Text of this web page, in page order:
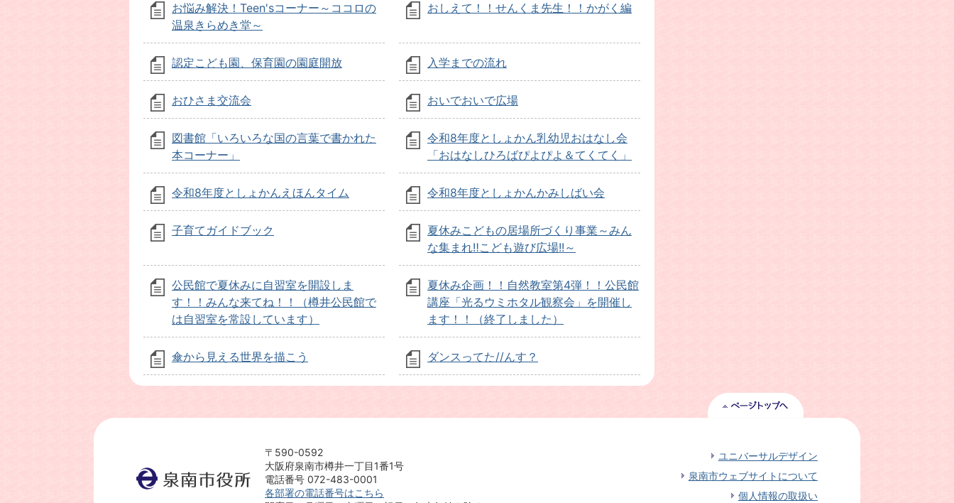
お悩み解決！Teen'sコーナー～ココロの
温泉きらめき堂～
おしえて！！せんくま先生！！かがく編
認定こども園、保育園の園庭開放 入学までの流れ
おひさま交流会 おいでおいで広場
図書館「いろいろな国の言葉で書かれた
本コーナー」
令和8年度としょかん乳幼児おはなし会
「おはなしひろばぴよぴよ＆てくてく」
令和8年度としょかんえほんタイム 令和8年度としょかんかみしばい会
子育てガイドブック
夏休みこどもの居場所づくり事業～みん
な集まれ‼こども遊び広場!!～
公民館で夏休みに自習室を開設しま
す！！みんな来てね！！（樽井公民館で
は自習室を常設しています）
夏休み企画！！自然教室第4弾！！公民館
講座「光るウミホタル観察会」を開催し
ます！！（終了しました）
傘から見える世界を描こう ダンスってた//んす？
〒590-0592
大阪府泉南市樽井一丁目1番1号
電話番号 072-483-0001
各部署の電話番号はこちら
ユニバーサルデザイン
泉南市ウェブサイトについて
個人情報の取扱い